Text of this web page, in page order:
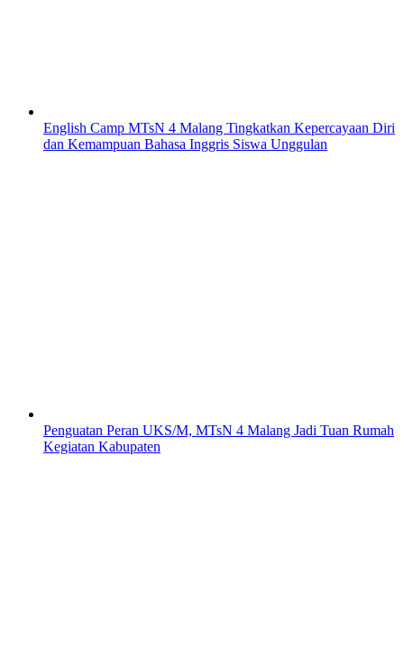
English Camp MTsN 4 Malang Tingkatkan Kepercayaan Diri
dan Kemampuan Bahasa Inggris Siswa Unggulan
Penguatan Peran UKS/M, MTsN 4 Malang Jadi Tuan Rumah
Kegiatan Kabupaten